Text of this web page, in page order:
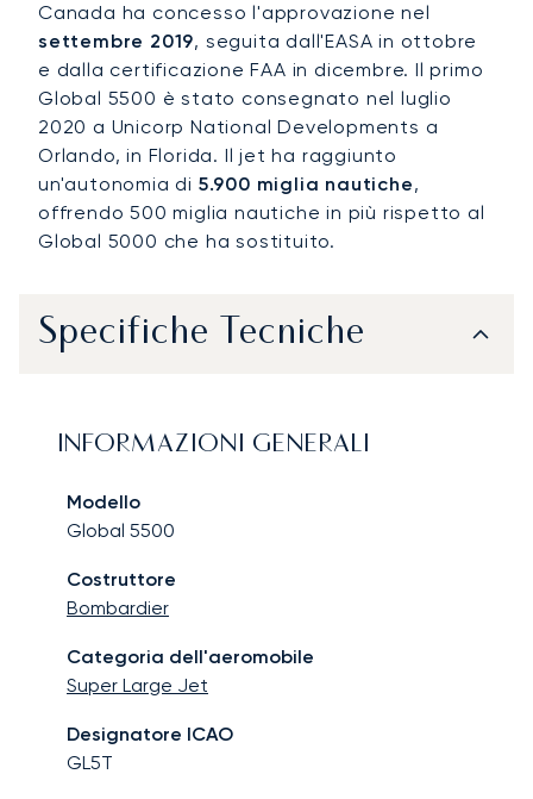
Canada ha concesso l'approvazione nel
settembre 2019, seguita dall'EASA in ottobre
e dalla certificazione FAA in dicembre. Il primo
Global 5500 è stato consegnato nel luglio
2020 a Unicorp National Developments a
Orlando, in Florida. Il jet ha raggiunto
un'autonomia di 5.900 miglia nautiche,
offrendo 500 miglia nautiche in più rispetto al
Global 5000 che ha sostituito.
Specifiche Tecniche
INFORMAZIONI GENERALI
Modello
Global 5500
Costruttore
Bombardier
Categoria dell'aeromobile
Super Large Jet
Designatore ICAO
GL5T